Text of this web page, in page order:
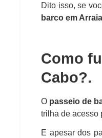
Dito isso, se
barco em
Como
Cabo?.
O passeio de
trilha de acesso
E apesar dos